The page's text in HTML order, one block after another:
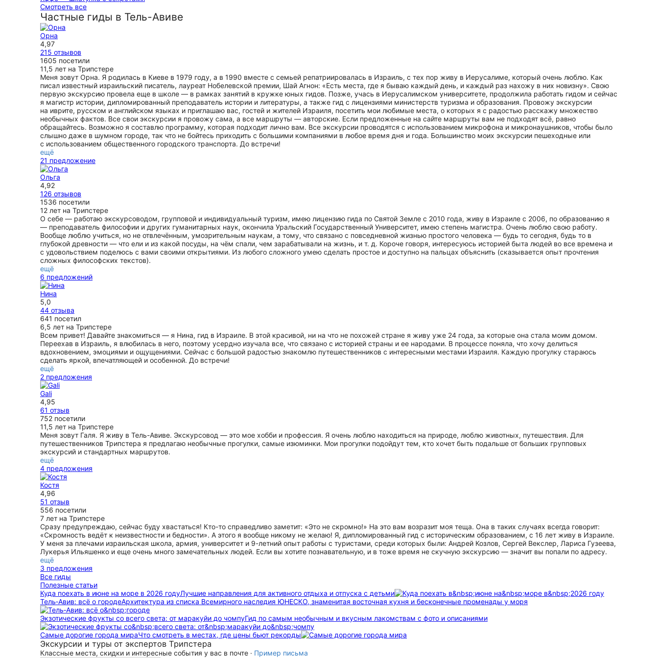
ужином в портовом ресторане, который подсказал гид, -
особый кайф. Спасибо.
ещё
Экскурсия очень интересная, насыщенная историческими
фактами и в то же время комфортная. Есть возможность
остановиться, сделать фото, полюбоваться видами города.
Яффо раскрывается, как шкатулка с драгоценными
сюрпризами: переулки, дворики, галереи, которые могли
остаться незамеченными, если бы не рассказ Елены.
Очень впечатлила галерея дизайнера Иланы, это мини
путешествие в фантастическую сказку.
ещё
Смотреть все
Частные гиды в Тель-Авиве
Орна
4,97
215 отзывов
1605 посетили
11,5 лет на Трипстере
Меня зовут Орна. Я родилась в Киеве в 1979 году, а в 1990 вместе с семьей репатриировалась в Израиль, с тех пор живу в Иерусалиме, который очень люблю. Как
писал известный израильский писатель, лауреат Нобелевской премии, Шай Агнон: «Есть места, где я бываю каждый день, и каждый раз нахожу в них новизну». Свою
первую экскурсию провела еще в школе — в рамках занятий в кружке юных гидов. Позже, учась в Иерусалимском университете, продолжила работать гидом и сейчас
я магистр истории, дипломированный преподаватель истории и литературы, а также гид с лицензиями министерств туризма и образования. Провожу экскурсии
на иврите, русском и английском языках и приглашаю вас, гостей и жителей Израиля, посетить мои любимые места, о которых я с радостью расскажу множество
необычных фактов. Все свои экскурсии я провожу сама, а все маршруты — авторские. Если предложенные на сайте маршруты вам не подходят всё, равно
обращайтесь. Возможно я составлю программу, которая подходит лично вам. Все экскурсии проводятся с использованием микрофона и микронаушников, чтобы было
слышно даже в шумном городе, так что не бойтесь приходить с большими компаниями в любое время дня и года. Большинство моих экскурсии пешеходные или
с использованием общественного городского транспорта. До встречи!
ещё
21 предложение
Ольга
4,92
126 отзывов
1536 посетили
12 лет на Трипстере
О себе — работаю экскурсоводом, групповой и индивидуальный туризм, имею лицензию гида по Святой Земле с 2010 года, живу в Израиле с 2006, по образованию я
— преподаватель философии и других гуманитарных наук, окончила Уральский Государственный Университет, имею степень магистра. Очень люблю свою работу.
Вообще люблю учиться, но не отвлечённым, умозрительным наукам, а тому, что связано с повседневной жизнью простого человека — будь то сегодня, будь то в
глубокой древности — что ели и из какой посуды, на чём спали, чем зарабатывали на жизнь, и т. д. Короче говоря, интересуюсь историей быта людей во все времена и
с удовольствием поделюсь с вами своими открытиями. Из любого сложного умею сделать простое и доступно на пальцах объяснить (сказывается опыт прочтения
сложных философских текстов).
ещё
6 предложений
Нина
5,0
44 отзыва
641 посетил
6,5 лет на Трипстере
Всем привет! Давайте знакомиться — я Нина, гид в Израиле. В этой красивой, ни на что не похожей стране я живу уже 24 года, за которые она стала моим домом.
Переехав в Израиль, я влюбилась в него, поэтому усердно изучала все, что связано с историей страны и ее народами. В процессе поняла, что хочу делиться
вдохновением, эмоциями и ощущениями. Сейчас с большой радостью знакомлю путешественников с интересными местами Израиля. Каждую прогулку стараюсь
cделать яркой, впечатляющей и особенной. До встречи!
ещё
2 предложения
Gali
4,95
61 отзыв
752 посетили
11,5 лет на Трипстере
Меня зовут Галя. Я живу в Тель-Авиве. Экскурсовод — это мое хобби и профессия. Я очень люблю находиться на природе, люблю животных, путешествия. Для
путешественников Трипстера я предлагаю необычные прогулки, самые изюминки. Мои прогулки подойдут тем, кто хочет быть подальше от больших групповых
экскурсий и стандартных маршрутов.
ещё
4 предложения
Костя
4,96
51 отзыв
556 посетили
7 лет на Трипстере
Сразу предупреждаю, сейчас буду хвастаться! Кто-то справедливо заметит: «Это не скромно!» На это вам возразит моя теща. Она в таких случаях всегда говорит:
«Скромность ведёт к неизвестности и бедности». А этого я вообще никому не желаю! Я, дипломированный гид с историческим образованием, с 16 лет живу в Израиле.
У меня за плечами израильская школа, армия, университет и 9-летний опыт работы с туристами, среди которых были: Андрей Козлов, Сергей Векслер, Лариса Гузеева,
Лукерья Ильяшенко и еще очень много замечательных людей. Если вы хотите познавательную, и в тоже время не скучную экскурсию — значит вы попали по адресу.
ещё
3 предложения
Все гиды
Полезные статьи
Куда поехать в июне на море в 2026 годуЛучшие направления для активного отдыха и отпуска с детьми
Тель‑Авив: всё о городеАрхитектура из списка Всемирного наследия ЮНЕСКО, знаменитая восточная кухня и бесконечные променады у моря
Экзотические фрукты со всего света: от маракуйи до чомпуГид по самым необычным и вкусным лакомствам с фото и описаниями
Самые дорогие города мираЧто смотреть в местах, где цены бьют рекорды
Экскурсии и туры от экспертов Трипстера
Классные места, скидки и интересные события у вас в почте · Пример письма